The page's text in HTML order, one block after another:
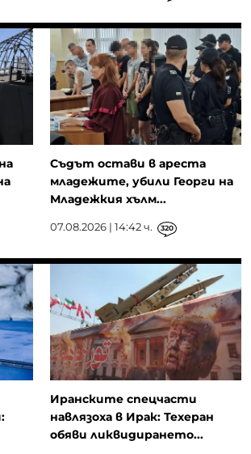
Съдът остави в ареста
младежите, убили Георги на
Младежкия хълм...
07.08.2026 | 14:42 ч. 320
Иранските спецчасти
навлязоха в Ирак: Техеран
обяви ликвидирането...